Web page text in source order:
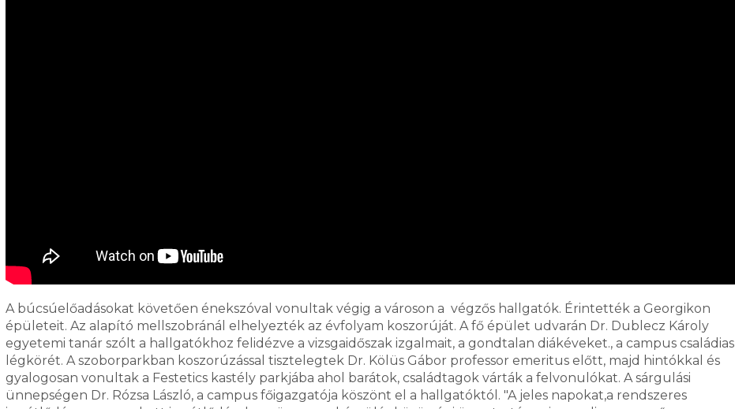
A búcsúelőadásokat követően énekszóval vonultak végig a városon a végzős hallgatók. Érintették a Georgikon
épületeit. Az alapító mellszobránál elhelyezték az évfolyam koszorúját. A fő épület udvarán Dr. Dublecz Károly
egyetemi tanár szólt a hallgatókhoz felidézve a vizsgaidőszak izgalmait, a gondtalan diákéveket., a campus családias
légkörét. A szoborparkban koszorúzással tisztelegtek Dr. Kölüs Gábor professor emeritus előtt, majd hintókkal és
gyalogosan vonultak a Festetics kastély parkjába ahol barátok, családtagok várták a felvonulókat. A sárgulási
ünnepségen Dr. Rózsa László, a campus főigazgatója köszönt el a hallgatóktól. "A jeles napokat,a rendszeres